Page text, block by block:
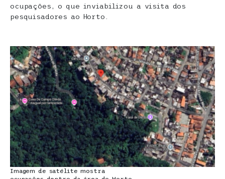
ocupações, o que inviabilizou a visita dos
pesquisadores ao Horto.
Imagem de satélite mostra